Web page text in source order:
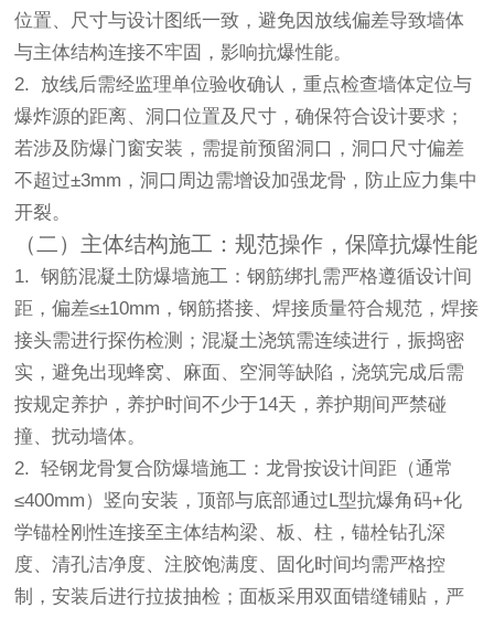
位置、尺寸与设计图纸一致，避免因放线偏差导致墙体
与主体结构连接不牢固，影响抗爆性能。
2. 放线后需经监理单位验收确认，重点检查墙体定位与
爆炸源的距离、洞口位置及尺寸，确保符合设计要求；
若涉及防爆门窗安装，需提前预留洞口，洞口尺寸偏差
不超过±3mm，洞口周边需增设加强龙骨，防止应力集中
开裂。
（二）主体结构施工：规范操作，保障抗爆性能
1. 钢筋混凝土防爆墙施工：钢筋绑扎需严格遵循设计间
距，偏差≤±10mm，钢筋搭接、焊接质量符合规范，焊接
接头需进行探伤检测；混凝土浇筑需连续进行，振捣密
实，避免出现蜂窝、麻面、空洞等缺陷，浇筑完成后需
按规定养护，养护时间不少于14天，养护期间严禁碰
撞、扰动墙体。
2. 轻钢龙骨复合防爆墙施工：龙骨按设计间距（通常
≤400mm）竖向安装，顶部与底部通过L型抗爆角码+化
学锚栓刚性连接至主体结构梁、板、柱，锚栓钻孔深
度、清孔洁净度、注胶饱满度、固化时间均需严格控
制，安装后进行拉拔抽检；面板采用双面错缝铺贴，严